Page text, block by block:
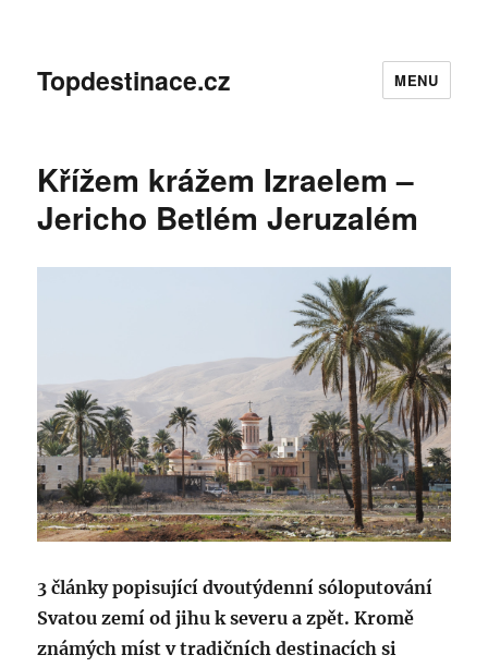
Topdestinace.cz MENU
Křížem krážem Izraelem –
Jericho Betlém Jeruzalém
3 články popisující dvoutýdenní sóloputování
Svatou zemí od jihu k severu a zpět. Kromě
známých míst v tradičních destinacích si